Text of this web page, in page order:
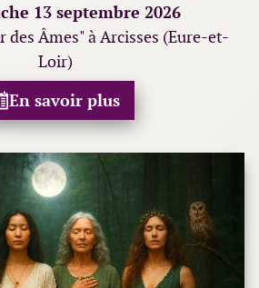
13 septembre 2026
des Âmes" à Arcisses (Eure-et-
Loir)
En savoir plus